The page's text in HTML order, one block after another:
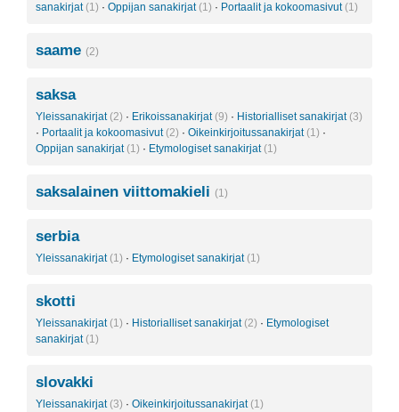
sanakirjat (1) · Oppijan sanakirjat (1) · Portaalit ja kokoomasivut (1)
saame (2)
saksa
Yleissanakirjat (2) · Erikoissanakirjat (9) · Historialliset sanakirjat (3)
· Portaalit ja kokoomasivut (2) · Oikeinkirjoitussanakirjat (1) ·
Oppijan sanakirjat (1) · Etymologiset sanakirjat (1)
saksalainen viittomakieli (1)
serbia
Yleissanakirjat (1) · Etymologiset sanakirjat (1)
skotti
Yleissanakirjat (1) · Historialliset sanakirjat (2) · Etymologiset
sanakirjat (1)
slovakki
Yleissanakirjat (3) · Oikeinkirjoitussanakirjat (1)